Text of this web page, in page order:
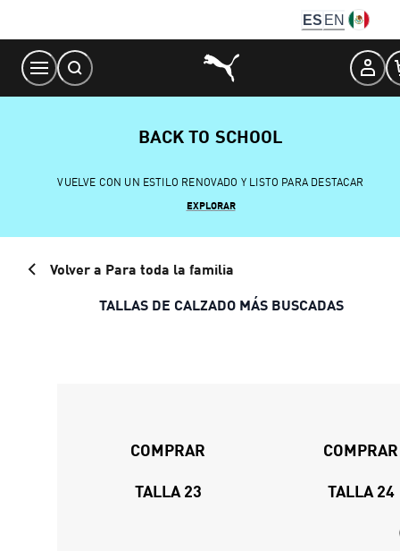
Content
ES EN
BACK TO SCHOOL
VUELVE CON UN ESTILO RENOVADO Y LISTO PARA DESTACAR
EXPLORAR
Volver a Para toda la familia
TALLAS DE CALZADO MÁS BUSCADAS
COMPRAR
TALLA 23
COMPRAR
TALLA 24